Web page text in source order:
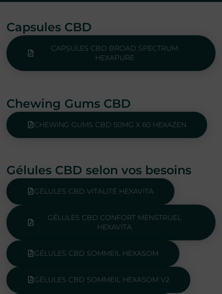
Capsules CBD
CAPSULES CBD BROAD SPECTRUM
HEXAPURE
Chewing Gums CBD
CHEWING GUMS CBD 50MG X 60 HEXAZEN
Gélules CBD selon vos besoins
GÉLULES CBD VITALITÉ HEXAVITA
GÉLULES CBD CONFORT MENSTRUEL
HEXAVITA
GÉLULES CBD SOMMEIL HEXASOM
GÉLULES CBD SOMMEIL HEXASOM V2